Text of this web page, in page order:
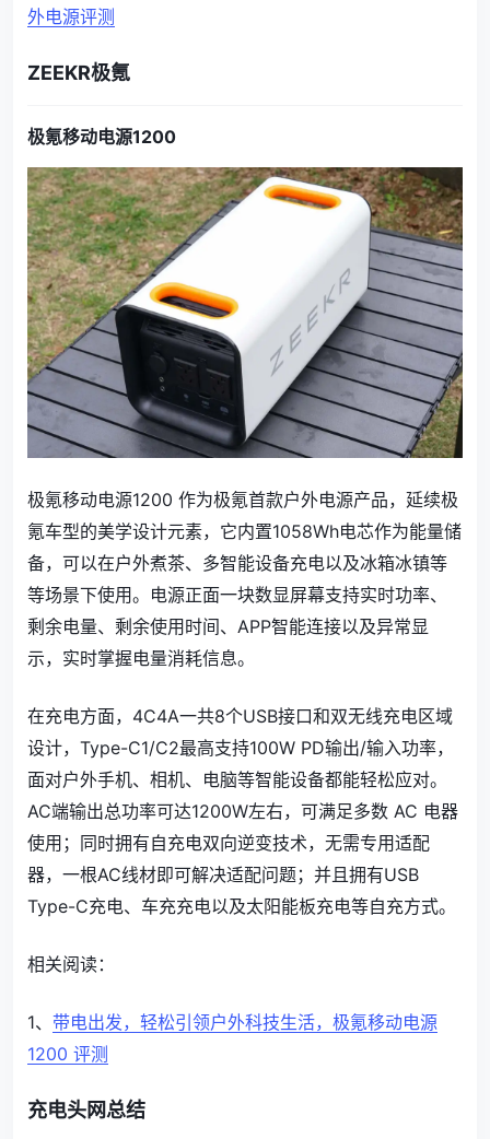
外电源评测
ZEEKR极氪
极氪移动电源1200
极氪移动电源1200 作为极氪首款户外电源产品，延续极
氪车型的美学设计元素，它内置1058Wh电芯作为能量储
备，可以在户外煮茶、多智能设备充电以及冰箱冰镇等
等场景下使用。电源正面一块数显屏幕支持实时功率、
剩余电量、剩余使用时间、APP智能连接以及异常显
示，实时掌握电量消耗信息。
在充电方面，4C4A一共8个USB接口和双无线充电区域
设计，Type-C1/C2最高支持100W PD输出/输入功率，
面对户外手机、相机、电脑等智能设备都能轻松应对。
AC端输出总功率可达1200W左右，可满足多数 AC 电器
使用；同时拥有自充电双向逆变技术，无需专用适配
器，一根AC线材即可解决适配问题；并且拥有USB
Type-C充电、车充充电以及太阳能板充电等自充方式。
相关阅读：
1、 带电出发，轻松引领户外科技生活，极氪移动电源
1200 评测
充电头网总结